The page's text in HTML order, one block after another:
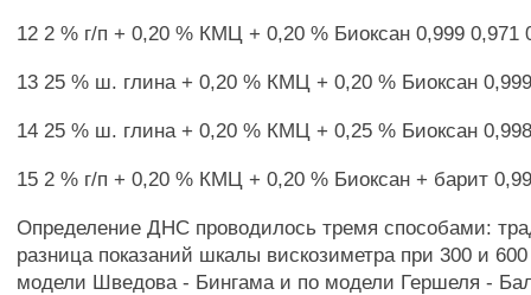
12 2 % г/п + 0,20 % КМЦ + 0,20 % Биоксан 0,999 0,971
13 25 % ш. глина + 0,20 % КМЦ + 0,20 % Биоксан
14 25 % ш. глина + 0,20 % КМЦ + 0,25 % Биоксан
15 2 % г/п + 0,20 % КМЦ + 0,20 % Биоксан + барит
Определение ДНС проводилось тремя способами:
разница показаний шкалы вискозиметра при 300 и
модели Шведова - Бингама и по модели Гершеля -